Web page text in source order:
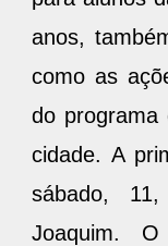
para alunos
anos,
como as
do
cidade. A
sábado,